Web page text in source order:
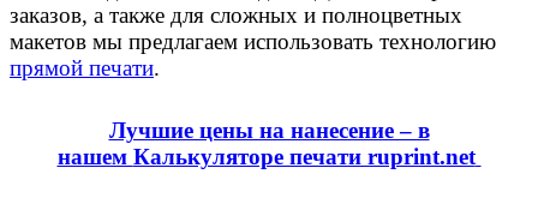
заказов, а также для сложных и полноцветных
макетов мы предлагаем использовать технологию
прямой печати.
Лучшие цены на нанесение – в
нашем Калькуляторе печати ruprint.net